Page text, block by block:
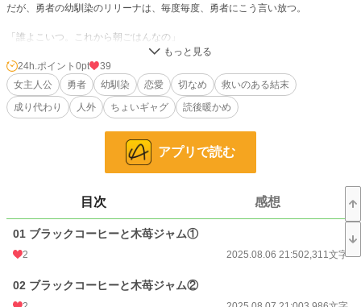
だが、勇者の幼馴染のリリーナは、毎度毎度、勇者にこう言い放つ。
「誰よこいつ。これから朝ごはんなの」
村人は痴話喧嘩だと呆れている。
でも、リリーナの朝は忙しいのだ。紅茶を淹れて、とっておきのジャムをトース
トに塗って。
ーーーー"本当に知らない誰か"を門前払いするぐらいには。
これは、勇者の帰還を待っていた少女と、
彼女のもとへ帰ってきた『勇者を名乗る何者か』の物語。少しの違和感から始ま
る、新しい朝へと歩き出すための短い旅。
小説 228,634 位 / 228,634 件
恋愛
お気に入り 15
24h.ポイント 0pt
39
女主人公
勇者 幼馴染 恋愛 切なめ
救いのある結末
成り代わり
人外 ちょいギャグ 読後暖かめ
アプリで読む
目次 感想
01 ブラックコーヒーと木苺ジャム①
2 2025.08.06 21:502,311文字
02 ブラックコーヒーと木苺ジャム②